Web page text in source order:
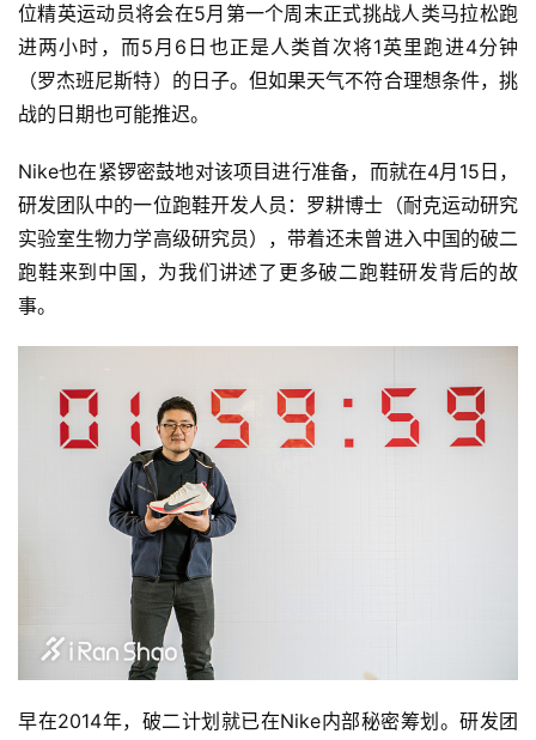
位精英运动员将会在5月第一个周末正式挑战人类马拉松跑
进两小时，而5月6日也正是人类首次将1英里跑进4分钟
（罗杰班尼斯特）的日子。但如果天气不符合理想条件，挑
战的日期也可能推迟。
Nike也在紧锣密鼓地对该项目进行准备，而就在4月15日，
研发团队中的一位跑鞋开发人员：罗耕博士（耐克运动研究
实验室生物力学高级研究员），带着还未曾进入中国的破二
跑鞋来到中国，为我们讲述了更多破二跑鞋研发背后的故
事。
早在2014年，破二计划就已在Nike内部秘密筹划。研发团